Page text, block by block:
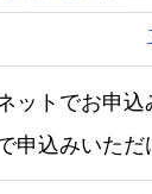
トでお申込
申込みいた